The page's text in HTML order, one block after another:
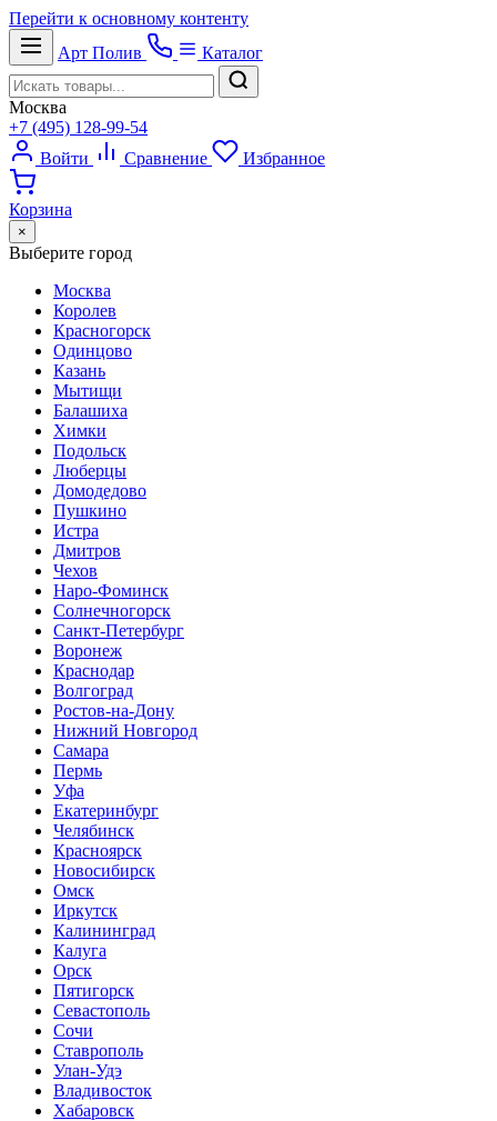
Перейти к основному контенту
Арт Полив Каталог
Москва
+7 (495) 128-99-54
Войти
Сравнение Избранное
Корзина
×
Выберите город
Москва
Королев
Красногорск
Одинцово
Казань
Мытищи
Балашиха
Химки
Подольск
Люберцы
Домодедово
Пушкино
Истра
Дмитров
Чехов
Наро-Фоминск
Солнечногорск
Санкт-Петербург
Воронеж
Краснодар
Волгоград
Ростов-на-Дону
Нижний Новгород
Самара
Пермь
Уфа
Екатеринбург
Челябинск
Красноярск
Новосибирск
Омск
Иркутск
Калининград
Калуга
Орск
Пятигорск
Севастополь
Сочи
Ставрополь
Улан-Удэ
Владивосток
Хабаровск